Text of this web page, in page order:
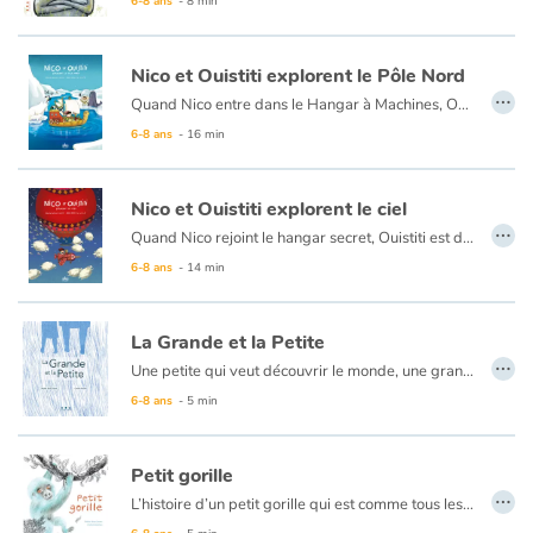
Catalogue anglais
Contraste +
Aide
Accueil
Famille
Écoles
Médiathèques
Vidéos & Tutoriaux
Nico et Ouistiti explorent le Pôle Nord
Quand Nico entre dans le Hangar à Machines, Ouistiti apparaît debout à l’avant d’un navire. Un navire qui roule, qui vogue et qui glisse sur la glace… Ça tombe bien car leur prochaine expédition, c’est le Pôle Nord ! Au programme, une nuit dans un igloo, le beau spectacle des aurores boréales, une rencontre avec des ours et des renards polaires, des lapins tout blancs, un petit Inuit et un vieux morse savant. Sans oublier des pingouins-sculpteurs sur glace qui sont bien à la peine car la banquise se met à fondre… une nouvelle mission pour nos deux explorateurs !
6-8 ans - 16 min
…
Nico et Ouistiti explorent le ciel
Quand Nico rejoint le hangar secret, Ouistiti est déjà aux commandes du grand Ballon-Machine qui les emportera vers le ciel et l’espace. Entre de surprenantes rencontres avec les moutons-nuages, un drôle de petit homme vert, les Grandes Princesses du Ciel et un Père Noël en détresse, l’aventure continue avec une nouvelle mission acrobatique sur la Planète Sucrée !
6-8 ans - 14 min
…
La Grande et la Petite
Une petite qui veut découvrir le monde, une grande qui veut l’en protéger pensant qu’elle a tout le temps devant elle. Des mots simples et soigneusement choisis délivrent une émotion juste et sincère.
6-8 ans - 5 min
…
Petit gorille
L’histoire d’un petit gorille qui est comme tous les petits gorilles ou presque, et cela lui cause quelques problèmes. L’histoire d’un petit garçon qui est comme tous les petits garçons sauf qu’il n’aime ni le foot, ni la bagarre. Ces deux là sont-ils faits pour se rencontrer ? …